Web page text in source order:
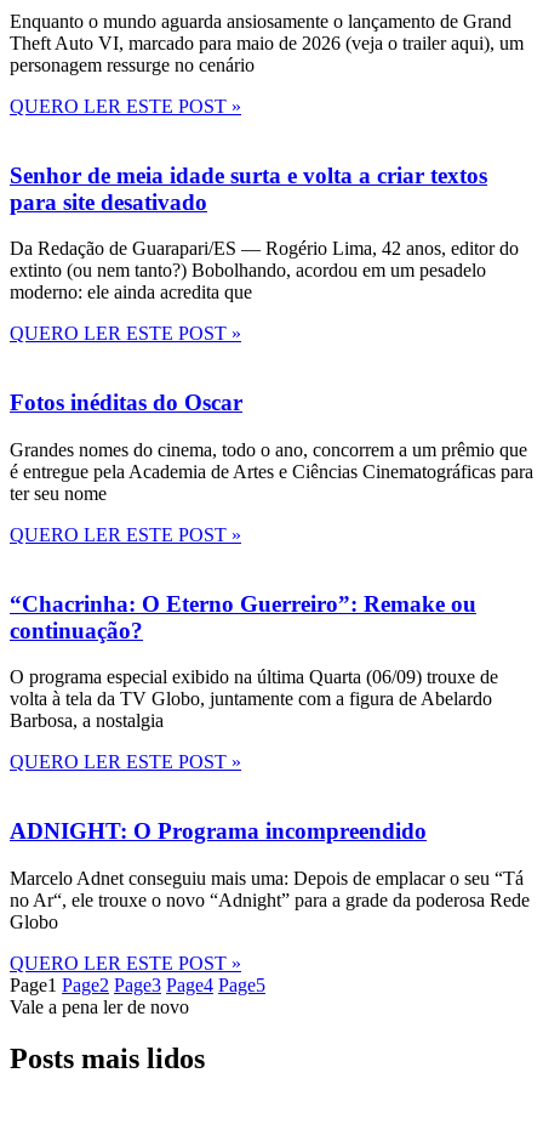
Enquanto o mundo aguarda ansiosamente o lançamento de Grand
Theft Auto VI, marcado para maio de 2026 (veja o trailer aqui), um
personagem ressurge no cenário
QUERO LER ESTE POST »
Senhor de meia idade surta e volta a criar textos
para site desativado
Da Redação de Guarapari/ES — Rogério Lima, 42 anos, editor do
extinto (ou nem tanto?) Bobolhando, acordou em um pesadelo
moderno: ele ainda acredita que
QUERO LER ESTE POST »
Fotos inéditas do Oscar
Grandes nomes do cinema, todo o ano, concorrem a um prêmio que
é entregue pela Academia de Artes e Ciências Cinematográficas para
ter seu nome
QUERO LER ESTE POST »
“Chacrinha: O Eterno Guerreiro”: Remake ou
continuação?
O programa especial exibido na última Quarta (06/09) trouxe de
volta à tela da TV Globo, juntamente com a figura de Abelardo
Barbosa, a nostalgia
QUERO LER ESTE POST »
ADNIGHT: O Programa incompreendido
Marcelo Adnet conseguiu mais uma: Depois de emplacar o seu “Tá
no Ar“, ele trouxe o novo “Adnight” para a grade da poderosa Rede
Globo
QUERO LER ESTE POST »
Page1 Page2 Page3 Page4 Page5
Vale a pena ler de novo
Posts mais lidos